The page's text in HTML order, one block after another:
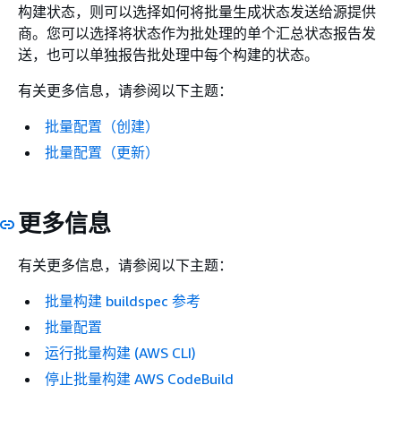
构建状态，则可以选择如何将批量生成状态发送给源提供
商。您可以选择将状态作为批处理的单个汇总状态报告发
送，也可以单独报告批处理中每个构建的状态。
有关更多信息，请参阅以下主题：
批量配置（创建）
批量配置（更新）
更多信息
有关更多信息，请参阅以下主题：
批量构建 buildspec 参考
批量配置
运行批量构建 (AWS CLI)
停止批量构建 AWS CodeBuild